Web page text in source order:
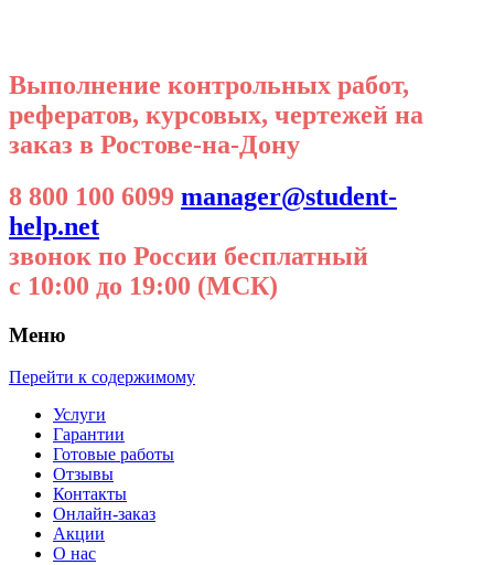
Выполнение контрольных работ,
рефератов, курсовых, чертежей на
заказ в Ростове-на-Дону
8 800 100 6099 manager@student-
help.net
звонок по России бесплатный
с 10:00 до 19:00 (МСК)
Меню
Перейти к содержимому
Услуги
Гарантии
Готовые работы
Отзывы
Контакты
Онлайн-заказ
Акции
О нас